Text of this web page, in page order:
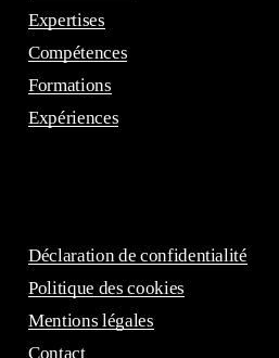
Expertises
Compétences
Formations
Expériences
Déclaration de confidentialité
Politique des cookies
Mentions légales
Contact